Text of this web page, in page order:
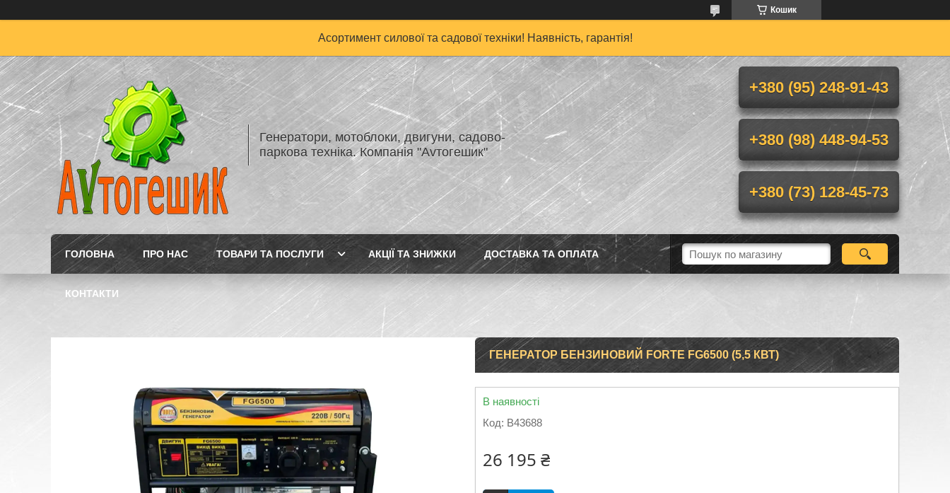
Кошик
Асортимент силової та садової техніки! Наявність, гарантія!
Генератори, мотоблоки, двигуни, садово-
паркова техніка. Компанія "Аvтогешик"
+380 (95) 248-91-43
+380 (98) 448-94-53
+380 (73) 128-45-73
ГОЛОВНА ПРО НАС ТОВАРИ ТА ПОСЛУГИ АКЦІЇ ТА ЗНИЖКИ ДОСТАВКА ТА ОПЛАТА
КОНТАКТИ
ГЕНЕРАТОР БЕНЗИНОВИЙ FORTE FG6500 (5,5 КВТ)
В наявності
Код: B43688
26 195 ₴